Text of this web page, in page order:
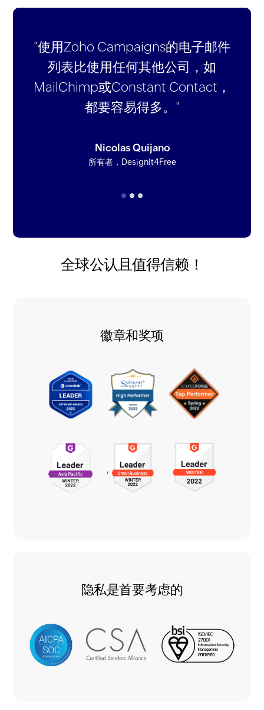
"使用Zoho Campaigns的电子邮件
列表比使用任何其他公司，如
MailChimp或Constant Contact，
都要容易得多。"
Nicolas Quijano
所有者，DesignIt4Free
Paneer Selvam Xavier
生产力优化经理，Infonet Institute
Damian Hall
首席执行官，Venue10
全球公认且值得信赖！
徽章和奖项
隐私是首要考虑的